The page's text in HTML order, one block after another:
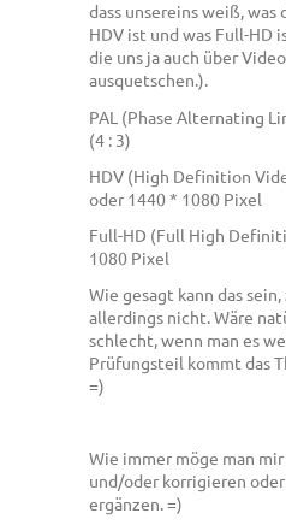
dass unsereins weiß, was
HDV ist und was Full-HD
die uns ja auch über
ausquetschen.).
PAL (Phase Alternating
(4 : 3)
HDV (High Definition
oder 1440 * 1080 Pixel
Full-HD (Full High
1080 Pixel
Wie gesagt kann das
allerdings nicht. Wäre
schlecht, wenn man es
Prüfungsteil kommt das
=)
Wie immer möge man
und/oder korrigieren
ergänzen. =)